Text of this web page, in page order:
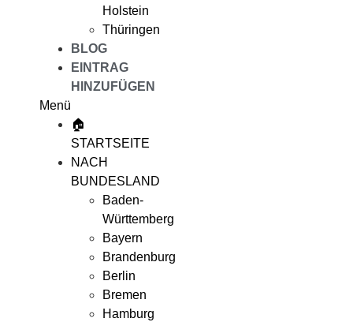
Holstein
Thüringen
BLOG
EINTRAG
HINZUFÜGEN
Menü
🏠
STARTSEITE
NACH
BUNDESLAND
Baden-
Württemberg
Bayern
Brandenburg
Berlin
Bremen
Hamburg